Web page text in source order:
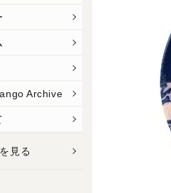
Archive
見る